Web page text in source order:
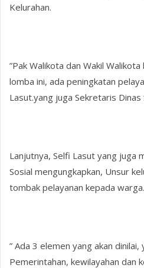
Kelurahan.
”Pak Walikota dan Wakil
lomba ini, ada peningkatan
Lasut.yang juga Sekretaris Dinas
Lanjutnya, Selfi Lasut yang juga
Sosial mengungkapkan, Unsur
tombak pelayanan kepada warga.
” Ada 3 elemen yang akan dinilai,
Pemerintahan, kewilayahan dan